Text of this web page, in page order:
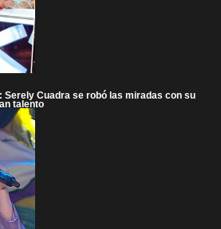
Serely Cuadra se robó las miradas con su
talento